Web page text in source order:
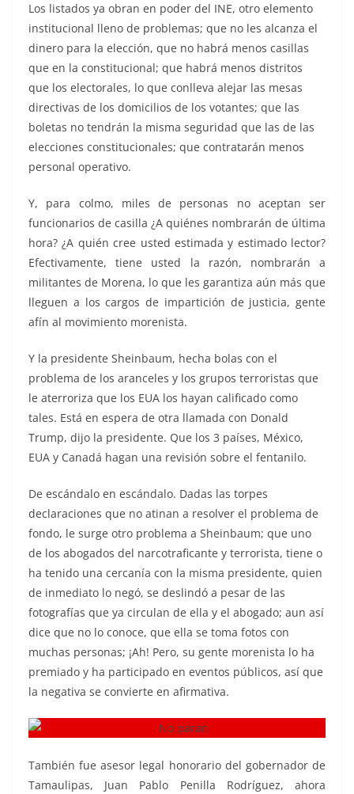
Los listados ya obran en poder del INE, otro elemento
institucional lleno de problemas; que no les alcanza el
dinero para la elección, que no habrá menos casillas
que en la constitucional; que habrá menos distritos
que los electorales, lo que conlleva alejar las mesas
directivas de los domicilios de los votantes; que las
boletas no tendrán la misma seguridad que las de las
elecciones constitucionales; que contratarán menos
personal operativo.
Y, para colmo, miles de personas no aceptan ser
funcionarios de casilla ¿A quiénes nombrarán de última
hora? ¿A quién cree usted estimada y estimado lector?
Efectivamente, tiene usted la razón, nombrarán a
militantes de Morena, lo que les garantiza aún más que
lleguen a los cargos de impartición de justicia, gente
afín al movimiento morenista.
Y la presidente Sheinbaum, hecha bolas con el
problema de los aranceles y los grupos terroristas que
le aterroriza que los EUA los hayan calificado como
tales. Está en espera de otra llamada con Donald
Trump, dijo la presidente. Que los 3 países, México,
EUA y Canadá hagan una revisión sobre el fentanilo.
De escándalo en escándalo. Dadas las torpes
declaraciones que no atinan a resolver el problema de
fondo, le surge otro problema a Sheinbaum; que uno
de los abogados del narcotraficante y terrorista, tiene o
ha tenido una cercanía con la misma presidente, quien
de inmediato lo negó, se deslindó a pesar de las
fotografías que ya circulan de ella y el abogado; aun así
dice que no lo conoce, que ella se toma fotos con
muchas personas; ¡Ah! Pero, su gente morenista lo ha
premiado y ha participado en eventos públicos, así que
la negativa se convierte en afirmativa.
También fue asesor legal honorario del gobernador de
Tamaulipas, Juan Pablo Penilla Rodríguez, ahora